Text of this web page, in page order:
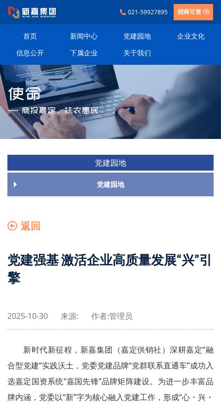
021-59927895 招商引资
首页 新闻中心 党建园地
企业文化
信息公开
下属企业 关于我们
党建园地
党建园地
返回
党建强基 激活企业高质量发展“兴”引
擎
2025-10-30 来源: 作者:管理员
新时代新征程，新嘉集团（嘉定供销社）深耕嘉定“融
合型党建”实践沃土，党委党建品牌“党群联系直通车”成功入
选嘉定国资系统“嘉国先锋”品牌矩阵建设。为进一步丰富品
牌内涵，党委以“新”字为核心融入党建工作，形成“心・兴・